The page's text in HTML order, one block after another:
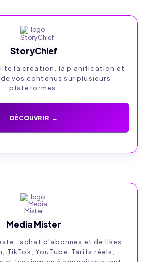
StoryChief
la création, la planification et
vos contenus sur plusieurs
plateformes.
DÉCOUVRIR →
Media Mister
: achat d'abonnés et de likes
TikTok, YouTube. Tarifs réels,